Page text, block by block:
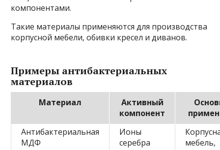
компонентами.
Такие материалы применяются для производства
корпусной мебели, обивки кресел и диванов.
Примеры антибактериальных
материалов
Материал
Активный
компонент
Антибактериальная
МДФ
Ионы
серебра
мебель,